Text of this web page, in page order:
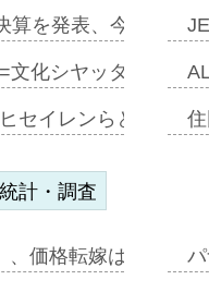
算を発表、今期は増
文化シヤッター…
セイレンらと協働開
計・調査
、価格転嫁は十分に